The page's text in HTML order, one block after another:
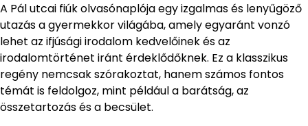
A Pál utcai fiúk olvasónaplója egy izgalmas és lenyűgöző
utazás a gyermekkor világába, amely egyaránt vonzó
lehet az ifjúsági irodalom kedvelőinek és az
irodalomtörténet iránt érdeklődőknek. Ez a klasszikus
regény nemcsak szórakoztat, hanem számos fontos
témát is feldolgoz, mint például a barátság, az
összetartozás és a becsület.